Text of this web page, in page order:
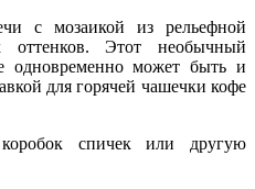
с мозаикой из рельефной
оттенков. Этот необычный
одновременно может быть и
для горячей чашечки кофе
спичек или другую